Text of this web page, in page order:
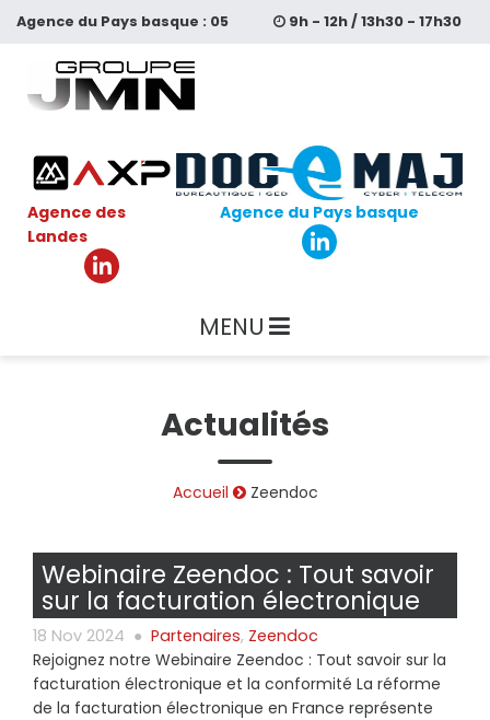
Aller
contenu
principal
Agence du Pays basque : 05
64 11 59 99
9h - 12h / 13h30 - 17h30
Agence des
Landes
Agence du Pays basque
MENU
Actualités
Accueil Zeendoc
Webinaire Zeendoc : Tout savoir
sur la facturation électronique
18 Nov 2024 ● Partenaires, Zeendoc
Rejoignez notre Webinaire Zeendoc : Tout savoir sur la
facturation électronique et la conformité La réforme
de la facturation électronique en France représente